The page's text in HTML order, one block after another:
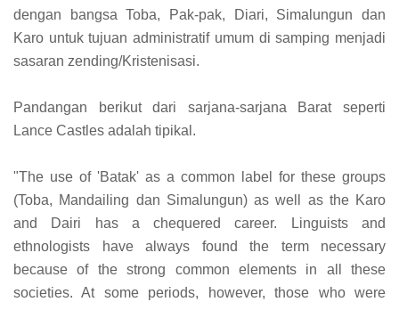
dengan bangsa Toba, Pak-pak, Diari, Simalungun dan
Karo untuk tujuan administratif umum di samping menjadi
sasaran zending/Kristenisasi.
Pandangan berikut dari sarjana-sarjana Barat seperti
Lance Castles adalah tipikal.
"The use of 'Batak' as a common label for these groups
(Toba, Mandailing dan Simalungun) as well as the Karo
and Dairi has a chequered career. Linguists and
ethnologists have always found the term necessary
because of the strong common elements in all these
societies. At some periods, however, those who were